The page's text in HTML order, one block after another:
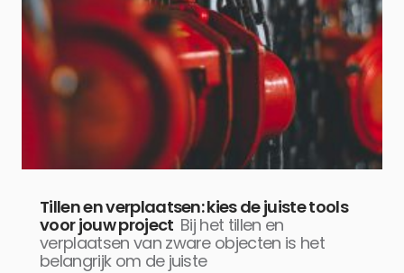
Tillen en verplaatsen: kies de juiste tools
voor jouw project Bij het tillen en
verplaatsen van zware objecten is het
belangrijk om de juiste